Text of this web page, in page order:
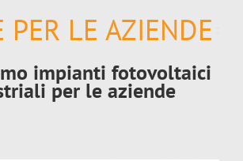
PER LE AZIENDE
impianti fotovoltaici
per le aziende